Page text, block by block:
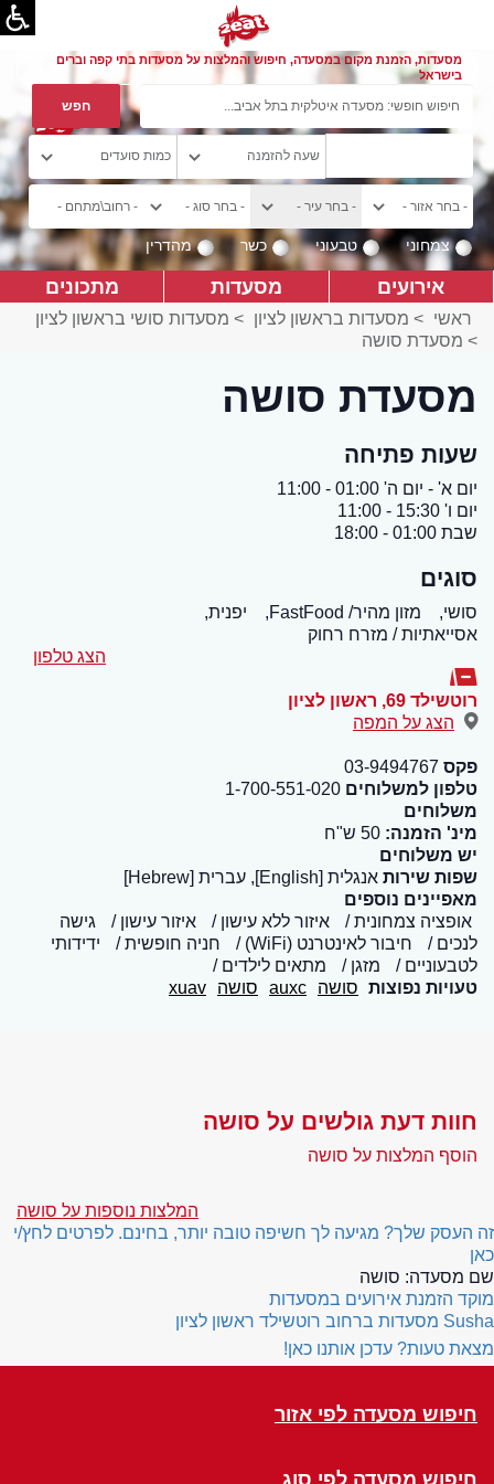
מסעדות, הזמנת מקום במסעדה, חיפוש והמלצות על מסעדות בתי קפה וברים
בישראל
צמחוני טבעוני כשר מהדרין
אירועים מסעדות מתכונים
ראשי > מסעדות בראשון לציון > מסעדות סושי בראשון לציון
> מסעדת סושה
מסעדת סושה
שעות פתיחה
יום א' - יום ה' 01:00 - 11:00
יום ו' 15:30 - 11:00
שבת 01:00 - 18:00
סוגים
סושי, מזון מהיר/ FastFood,
יפנית,
אסייאתיות / מזרח רחוק
הצג טלפון
רוטשילד 69 , ראשון לציון
הצג על המפה
פקס 03-9494767
טלפון למשלוחים 1-700-551-020
משלוחים
מינ' הזמנה: 50 ש"ח
יש משלוחים
שפות שירות אנגלית [English], עברית [Hebrew]
מאפיינים נוספים
אופציה צמחונית
איזור ללא עישון איזור עישון
גישה
לנכים
חיבור לאינטרנט (WiFi) חניה חופשית
ידידותי
לטבעוניים
מזגן
מתאים לילדים
טעויות נפוצות סושה auxc סושה xuav
חוות דעת גולשים על סושה
הוסף המלצות על סושה
המלצות נוספות על סושה
זה העסק שלך? מגיעה לך חשיפה טובה יותר, בחינם. לפרטים לחץ/י
כאן
שם מסעדה: סושה
מוקד הזמנת אירועים במסעדות
Susha מסעדות ברחוב רוטשילד ראשון לציון
מצאת טעות? עדכן אותנו כאן!
חיפוש מסעדה לפי אזור
חיפוש מסעדה לפי סוג